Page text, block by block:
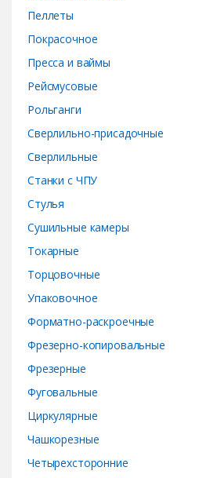
Пеллеты
Покрасочное
Пресса и ваймы
Рейсмусовые
Рольганги
Сверлильно-присадочные
Сверлильные
Станки с ЧПУ
Стулья
Сушильные камеры
Токарные
Торцовочные
Упаковочное
Форматно-раскроечные
Фрезерно-копировальные
Фрезерные
Фуговальные
Циркулярные
Чашкорезные
Четырехсторонние